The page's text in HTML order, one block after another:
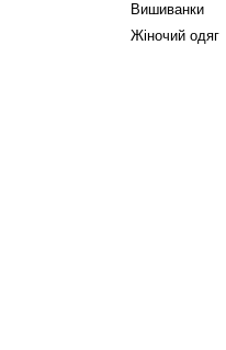
Вишиванки
Жіночий одяг